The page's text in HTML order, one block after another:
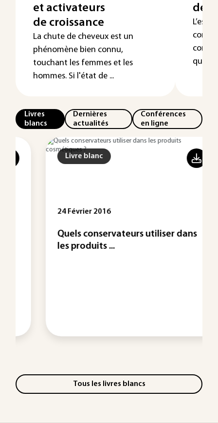
et activateurs
de croissance
La chute de cheveux est un
phénomène bien connu,
touchant les femmes et les
hommes. Si l'état de ...
des
Livres
blancs
Dernières
actualités
Conférences
en ligne
Livre blanc
24 Février 2016
Quels conservateurs utiliser dans
les produits ...
Tous les livres blancs